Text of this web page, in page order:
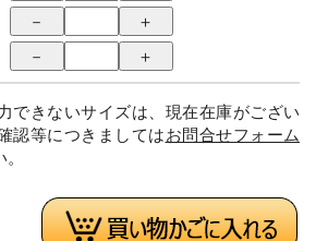
できないサイズは、現在在庫がござい
認等につきましてはお問合せフォーム